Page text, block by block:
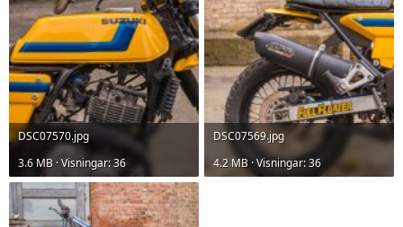
DSC07570.jpg
3.6 MB · Visningar: 36
DSC07569.jpg
4.2 MB · Visningar: 36